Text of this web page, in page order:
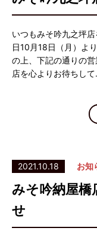
いつもみそ吟九之坪
日10月18日（月）よ
の上、下記の通りの
店を心よりお待ちし
2021.10.18 お知
みそ吟納屋
せ